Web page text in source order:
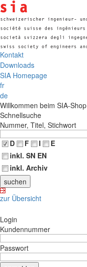
Kontakt
Downloads
SIA Homepage
fr
de
Willkommen beim SIA-Shop
Schnellsuche
Nummer, Titel, Stichwort
D
F I
E
inkl. SN EN
inkl. Archiv
zur Übersicht
Login
Kundennummer
Passwort